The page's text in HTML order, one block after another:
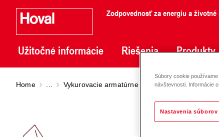
Zodpovednosť za energiu a
Užitočné informácie Riešenia Produkty
Home Vykurovacie armatúrne skupiny DN 20 - 50
Súbory cookie
návštevnosti. Informácie
Nastavenia